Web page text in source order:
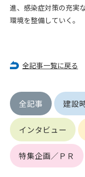
進、感染症対策の充実
環境を整備していく。
全記事一覧に戻る
全記事 建設
インタビュー
特集企画／ＰＲ
員としての権限を
(1) 会員申し込みをし
理を行わなかった
当することが判明
ます。
第5条（IDおよびパス
1. 会員は申込の際に
用および管理につ
2. 会員は、自己のID